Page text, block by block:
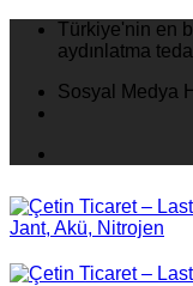
İçeriğeTürkiye'nin en
aydınlatma
Sosyal Medya